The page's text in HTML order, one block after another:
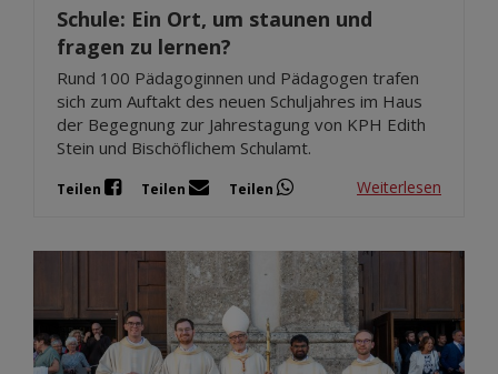
Schule: Ein Ort, um staunen und
fragen zu lernen?
Rund 100 Pädagoginnen und Pädagogen trafen
sich zum Auftakt des neuen Schuljahres im Haus
der Begegnung zur Jahrestagung von KPH Edith
Stein und Bischöflichem Schulamt.
Teilen Teilen Teilen Weiterlesen